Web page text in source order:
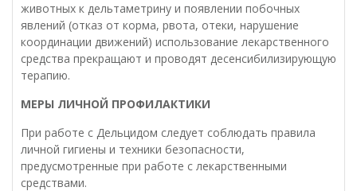
животных к дельтаметрину и появлении побочных
явлений (отказ от корма, рвота, отеки, нарушение
координации движений) использование лекарственного
средства прекращают и проводят десенсибилизирующую
терапию.
МЕРЫ ЛИЧНОЙ ПРОФИЛАКТИКИ
При работе с Дельцидом следует соблюдать правила
личной гигиены и техники безопасности,
предусмотренные при работе с лекарственными
средствами.